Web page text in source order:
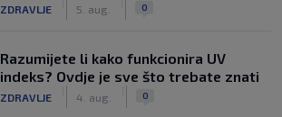
ZDRAVLJE 5. aug. 0
Razumijete li kako funkcionira UV
indeks? Ovdje je sve što trebate znati
ZDRAVLJE 4. aug. 0